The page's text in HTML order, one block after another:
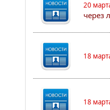
20
через
18
18